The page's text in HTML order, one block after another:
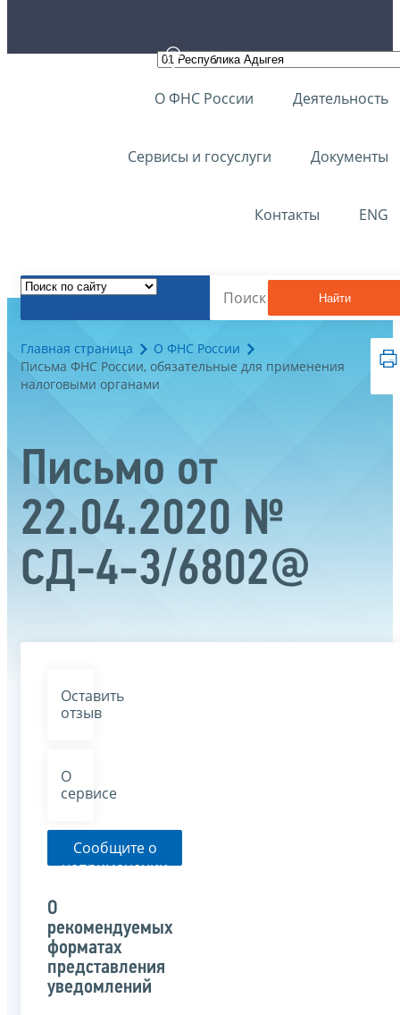
О ФНС России Деятельность
Сервисы и госуслуги Документы
Контакты ENG
Найти
Главная страница
О ФНС России
Письма ФНС России, обязательные для применения
налоговыми органами
Письмо от
22.04.2020 №
СД-4-3/6802@
Оставить
отзыв
О
сервисе
Сообщите о
неприменении
указанного
письма
О
рекомендуемых
форматах
представления
уведомлений